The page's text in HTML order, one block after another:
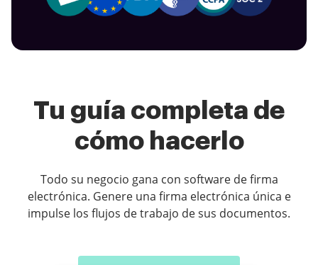
Tu guía completa de
cómo hacerlo
Todo su negocio gana con software de firma
electrónica. Genere una firma electrónica única e
impulse los flujos de trabajo de sus documentos.